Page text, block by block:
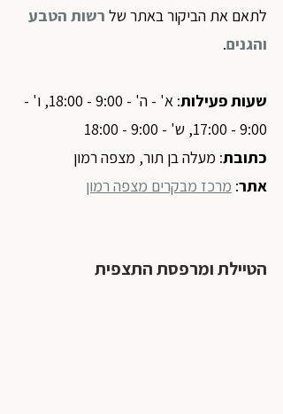
לתאם את הביקור באתר של רשות הטבע
והגנים.
שעות פעילות
: א' - ה' - 9:00 - 18:00, ו' -
9:00 - 17:00, ש' - 9:00 - 18:00
כתובת: מעלה בן תור, מצפה רמון
אתר: מרכז מבקרים מצפה רמון
הטיילת ומרפסת התצפית